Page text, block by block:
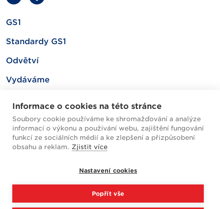
GS1
Standardy GS1
Odvětví
Vydáváme
Mapa webu
Informace o cookies na této stránce
Soubory cookie používáme ke shromažďování a analýze
informací o výkonu a používání webu, zajištění fungování
funkcí ze sociálních médií a ke zlepšení a přizpůsobení
obsahu a reklam. Zjistit více
Nastavení cookies
Popřít vše